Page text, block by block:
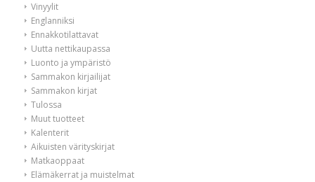
Vinyylit
Englanniksi
Ennakkotilattavat
Uutta nettikaupassa
Luonto ja ympäristö
Sammakon kirjailijat
Sammakon kirjat
Tulossa
Muut tuotteet
Kalenterit
Aikuisten värityskirjat
Matkaoppaat
Elämäkerrat ja muistelmat